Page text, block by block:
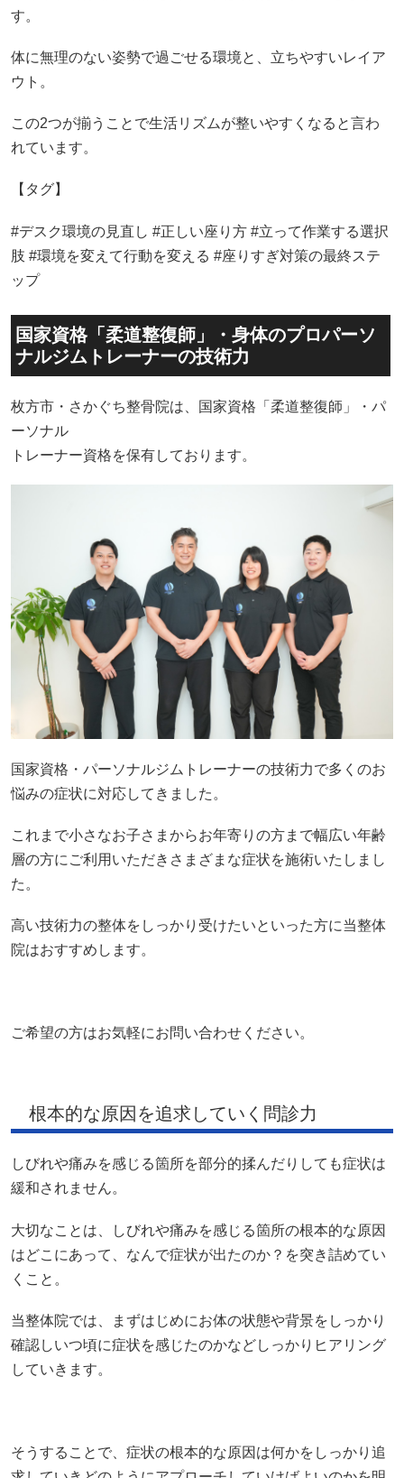
す。
体に無理のない姿勢で過ごせる環境と、立ちやすいレイア
ウト。
この2つが揃うことで生活リズムが整いやすくなると言わ
れています。
【タグ】
#デスク環境の見直し #正しい座り方 #立って作業する選択
肢 #環境を変えて行動を変える #座りすぎ対策の最終ステ
ップ
国家資格「柔道整復師」・身体のプロパーソ
ナルジムトレーナーの技術力
枚方市・さかぐち整骨院は、国家資格「柔道整復師」・パ
ーソナル
トレーナー資格を保有しております。
国家資格・パーソナルジムトレーナーの技術力で多くのお
悩みの症状に対応してきました。
これまで小さなお子さまからお年寄りの方まで幅広い年齢
層の方にご利用いただきさまざまな症状を施術いたしまし
た。
高い技術力の整体をしっかり受けたいといった方に当整体
院はおすすめします。
ご希望の方はお気軽にお問い合わせください。
根本的な原因を追求していく問診力
しびれや痛みを感じる箇所を部分的揉んだりしても症状は
緩和されません。
大切なことは、しびれや痛みを感じる箇所の根本的な原因
はどこにあって、なんで症状が出たのか？を突き詰めてい
くこと。
当整体院では、まずはじめにお体の状態や背景をしっかり
確認しいつ頃に症状を感じたのかなどしっかりヒアリング
していきます。
そうすることで、症状の根本的な原因は何かをしっかり追